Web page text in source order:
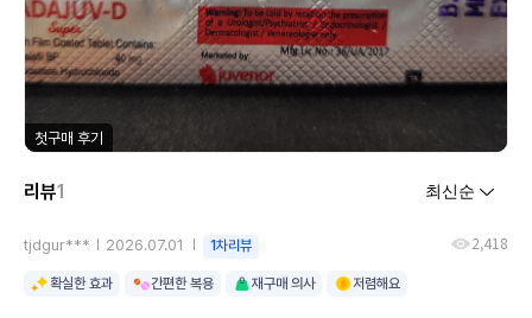
첫구매 후기
리뷰1
tjdgur*** 2026.07.01 1차리뷰 2,418
확실한 효과 간편한 복용 재구매 의사 저렴해요